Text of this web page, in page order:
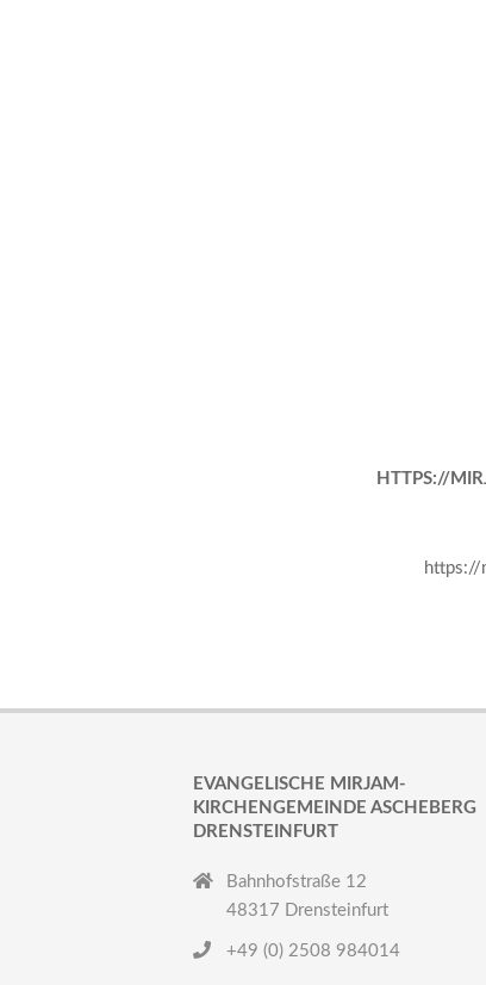
HTTPS://
https://
05-
EVANGELISCHE MIRJAM-
KIRCHENGEMEINDE ASCHEBERG
DRENSTEINFURT
Bahnhofstraße 12
48317 Drensteinfurt
+49 (0) 2508 984014